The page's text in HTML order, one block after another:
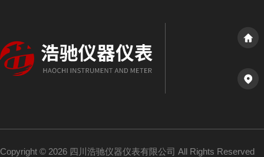
Copyright © 2026 四川浩驰仪器仪表有限公司 All Rights Reserved